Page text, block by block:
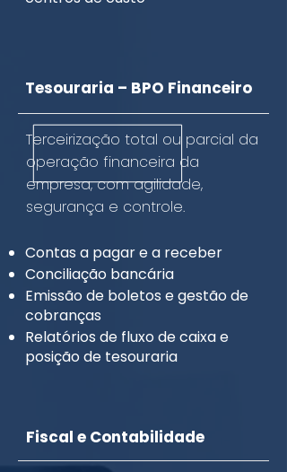
Terceirização total ou parcial da
operação financeira da
empresa, com agilidade,
segurança e controle.
Contas a pagar e a receber
Conciliação bancária
Emissão de boletos e gestão de
cobranças
Relatórios de fluxo de caixa e
posição de tesouraria
Tesouraria – BPO Financeiro
Fiscal e Contabilidade